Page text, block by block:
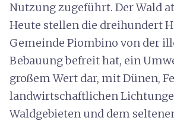
Nutzung zugeführt. Der Wald
Heute stellen die dreihundert
Gemeinde Piombino von der
Bebauung befreit hat, ein
großem Wert dar, mit Dünen,
landwirtschaftlichen
Waldgebieten und dem